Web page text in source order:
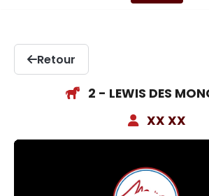
Retour
2 - LEWIS DES
XX XX